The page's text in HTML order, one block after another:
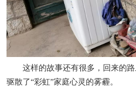
这样的故事还有很多，回来的路
驱散了“彩虹”家庭心灵的雾霾。